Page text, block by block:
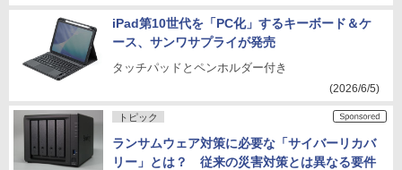
iPad第10世代を「PC化」するキーボード＆ケ
ース、サンワサプライが発売
タッチパッドとペンホルダー付き
(2026/6/5)
トピック
ランサムウェア対策に必要な「サイバーリカバ
リー」とは？ 従来の災害対策とは異なる要件